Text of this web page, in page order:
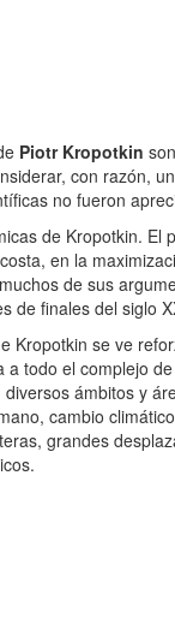
Piotr Kropotkin
con razón,
no fueron
de Kropotkin.
en la
de sus
de finales del siglo
Kropotkin se ve
todo el complejo
ámbitos y
cambio
grandes